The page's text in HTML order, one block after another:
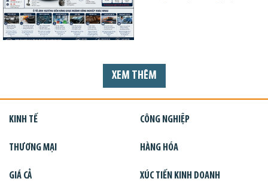
XEM THÊM
KINH TẾ CÔNG NGHIỆP
THƯƠNG MẠI HÀNG HÓA
GIÁ CẢ XÚC TIẾN KINH DOANH